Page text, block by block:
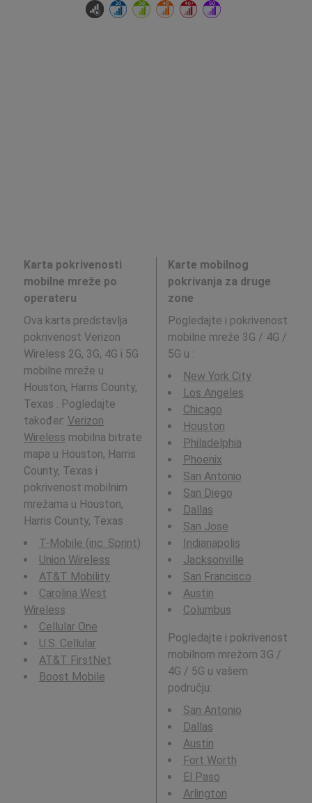
Karta pokrivenosti
mobilne mreže po
operateru
Ova karta predstavlja
pokrivenost Verizon
Wireless 2G, 3G, 4G i 5G
mobilne mreže u
Houston, Harris County,
Texas . Pogledajte
također: Verizon
Wireless mobilna bitrate
mapa u Houston, Harris
County, Texas i
pokrivenost mobilnim
mrežama u Houston,
Harris County, Texas .
T-Mobile (inc. Sprint)
Union Wireless
AT&T Mobility
Carolina West
Wireless
Cellular One
U.S. Cellular
AT&T FirstNet
Boost Mobile
Karte mobilnog
pokrivanja za druge
zone
Pogledajte i pokrivenost
mobilne mreže 3G / 4G /
5G u :
New York City
Los Angeles
Chicago
Houston
Philadelphia
Phoenix
San Antonio
San Diego
Dallas
San Jose
Indianapolis
Jacksonville
San Francisco
Austin
Columbus
Pogledajte i pokrivenost
mobilnom mrežom 3G /
4G / 5G u vašem
području:
San Antonio
Dallas
Austin
Fort Worth
El Paso
Arlington